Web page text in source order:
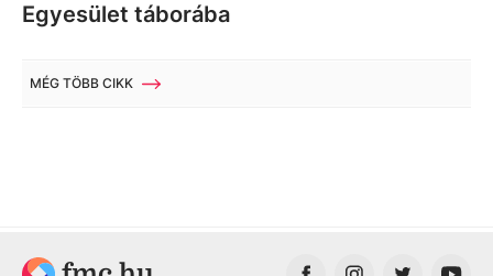
Egyesület táborába
MÉG TÖBB CIKK